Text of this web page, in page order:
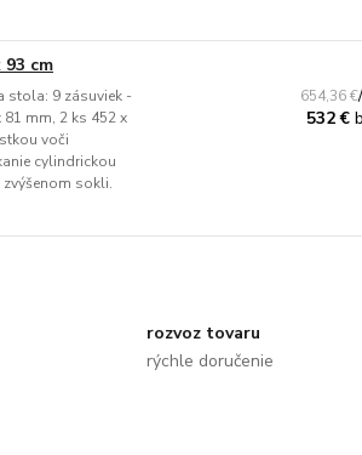
cm
stola: 9 zásuviek -
81 mm, 2 ks 452 x
voči
cylindrickou
sokli.
654,36 €
532 €
rozvoz tovaru
rýchle doručenie